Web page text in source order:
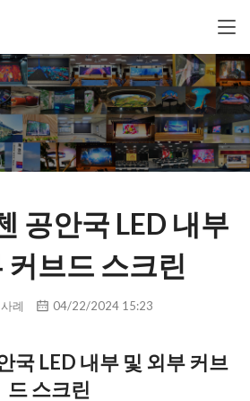
공안국 LED 내부
커브드 스크린
례 04/22/2024 15:23
국 LED 내부 및 외부 커브
드 스크린